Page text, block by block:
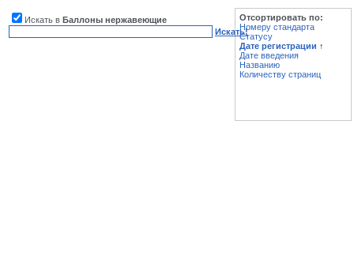
Искать в Баллоны нержавеющие
Искать!
Отсортировать по:
Номеру стандарта
Статусу
Дате регистрации ↑
Дате введения
Названию
Количеству страниц